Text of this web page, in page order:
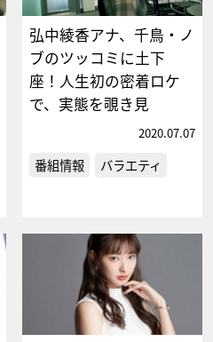
弘中綾香アナ、千鳥・ノ
ブのツッコミに土下
座！人生初の密着ロケ
で、実態を覗き見
2020.07.07
番組情報 バラエティ